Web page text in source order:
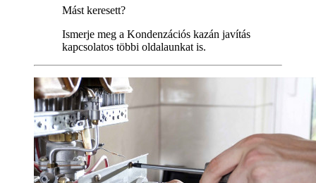
Mást keresett?
Ismerje meg a Kondenzációs kazán javítás
kapcsolatos többi oldalaunkat is.